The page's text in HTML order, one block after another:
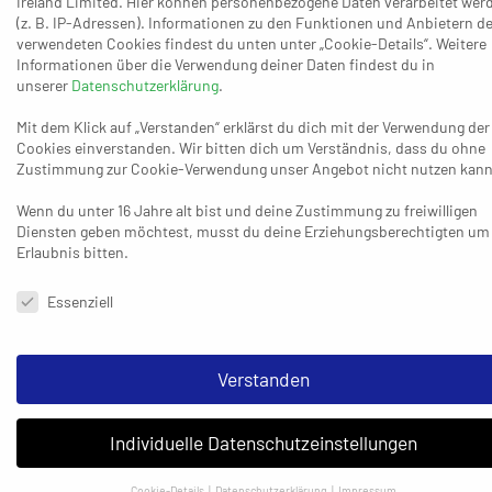
Fehlwürfen sechs oder sieben weniger machen, haben wir die
Möglichkeit auf 40 Tore. Wir waren nicht das schlechtere
Team.“ Daniel Köffers, bei den Krefeldern (Fünfter/5:3 Punkte)
unterwegs, nahm den Erfolg verständlicherweise ganz gerne
mit: „Für uns war es schwierig, weil wir nur zwei
Auswechselspieler hatten. Wir haben eine sehr schlechte
Deckung gespielt, was nicht typisch ist für uns. Zum Ende hin
führen wir mit zwei oder drei Toren, haben dann zwei Fehlwürfe
ranzukommen. Aufgrund der letzten Minuten hätte das
Auf Rang zwölf gehört auch der TB Wülfrath zum unteren
Drittel, der im Duell der Aufsteiger bei der Turnerschaft St.
(z. B. IP-Adressen). Informationen zu den Funktionen und Anbietern
verwendeten Cookies findest du unten unter „Cookie-Details“. Weitere
Informationen über die Verwendung deiner Daten findest du in
unserer Datenschutzerklärung.
Mit dem Klick auf „Verstanden“ erklärst du dich mit der Verwendung der
Cookies einverstanden. Wir bitten dich um Verständnis, dass du ohne
Zustimmung zur Cookie-Verwendung unser Angebot nicht nutzen
Wenn du unter 16 Jahre alt bist und deine Zustimmung zu freiwilligen
Diensten geben möchtest, musst du deine Erziehungsberechtigten um
Erlaubnis bitten.
Datenschutzeinstellungen & Nutzungsbedingungen
Essenziell
Verstanden
Individuelle Datenschutzeinstellungen